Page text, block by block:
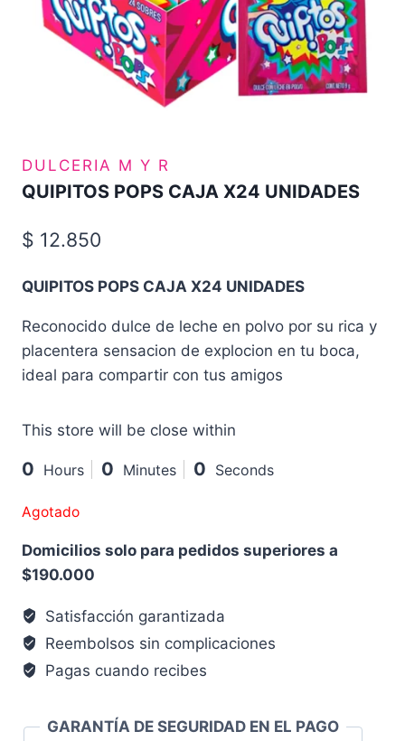
DULCERIA M Y R
QUIPITOS POPS CAJA X24 UNIDADES
$ 12.850
QUIPITOS POPS CAJA X24 UNIDADES
Reconocido dulce de leche en polvo por su rica y
placentera sensacion de explocion en tu boca,
ideal para compartir con tus amigos
This store will be close within
0 Hours 0 Minutes 0 Seconds
Agotado
Domicilios solo para pedidos superiores a
$190.000
Satisfacción garantizada
Reembolsos sin complicaciones
Pagas cuando recibes
GARANTÍA DE SEGURIDAD EN EL PAGO